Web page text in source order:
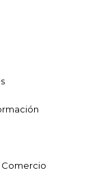
Comercio